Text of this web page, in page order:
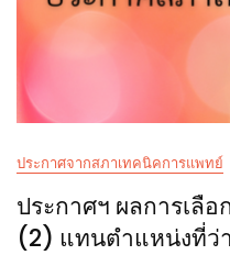
ประกาศจากสภาเทคนิคการแพทย์
ประกาศฯ ผลการเลื
(2) แทนตำแหน่งที่ว่